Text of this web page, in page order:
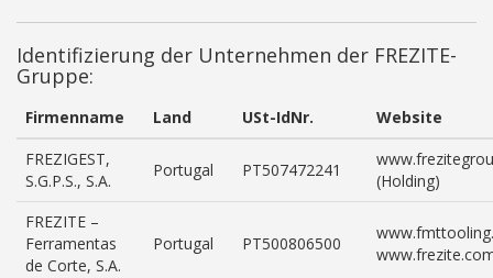
Identifizierung der Unternehmen der FREZITE-
Gruppe:
Firmenname Land USt-IdNr.
Website
FREZIGEST,
S.G.P.S., S.A.
Portugal PT507472241
(Holding)
FREZITE –
Ferramentas
de Corte, S.A.
Portugal PT500806500